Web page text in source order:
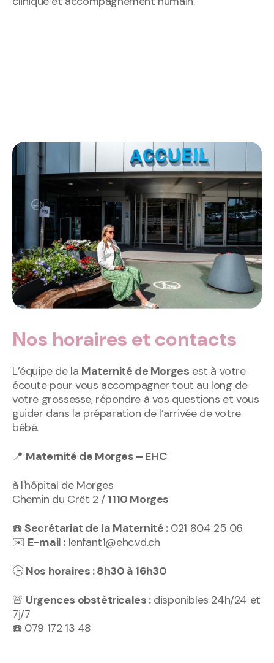
Nos horaires et contacts
L’équipe de la Maternité de Morges est à votre
écoute pour vous accompagner tout au long de
votre grossesse, répondre à vos questions et vous
guider dans la préparation de l’arrivée de votre
bébé.
📍 Maternité de Morges – EHC
à l'hôpital de Morges
Chemin du Crêt 2 / 1110 Morges
☎️Secrétariat de la Maternité :021 804 25 06
✉️ E-mail : Ienfant1@ehc.vd.ch
🕒Nos horaires : 8h30 à 16h30
🚨 Urgences obstétricales :disponibles 24h/24 et
7j/7
☎️ 079 172 13 48